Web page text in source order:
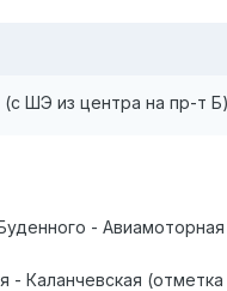
ШЭ из центра на пр-т
-
Каланчевская